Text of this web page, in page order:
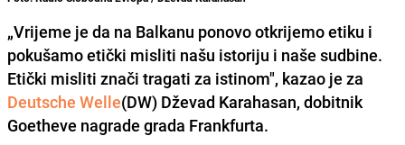
„Vrijeme je da na Balkanu ponovo otkrijemo etiku i
pokušamo etički misliti našu istoriju i naše sudbine.
Etički misliti znači tragati za istinom", kazao je za
Deutsche Welle(DW) Dževad Karahasan, dobitnik
Goetheve nagrade grada Frankfurta.